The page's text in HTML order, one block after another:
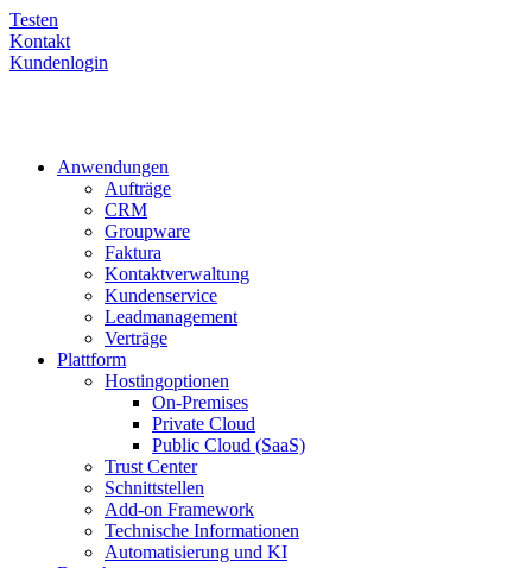
Testen
Kontakt
Kundenlogin
Anwendungen
Aufträge
CRM
Groupware
Faktura
Kontaktverwaltung
Kundenservice
Leadmanagement
Verträge
Plattform
Hostingoptionen
On-Premises
Private Cloud
Public Cloud (SaaS)
Trust Center
Schnittstellen
Add-on Framework
Technische Informationen
Automatisierung und KI